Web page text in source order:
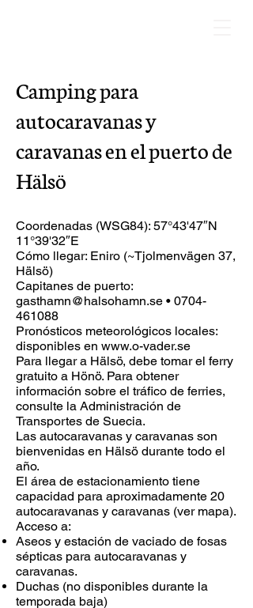
Camping para
autocaravanas y
caravanas en el puerto de
Hälsö
Coordenadas (WSG84): 57°43'47″N
11°39'32″E
Cómo llegar: Eniro (~Tjolmenvägen 37,
Hälsö)
Capitanes de puerto:
gasthamn@halsohamn.se • 0704-
461088
Pronósticos meteorológicos locales:
disponibles en www.o-vader.se
Para llegar a Hälsö, debe tomar el ferry
gratuito a Hönö. Para obtener
información sobre el tráfico de ferries,
consulte la Administración de
Transportes de Suecia.
Las autocaravanas y caravanas son
bienvenidas en Hälsö durante todo el
año.
El área de estacionamiento tiene
capacidad para aproximadamente 20
autocaravanas y caravanas (ver mapa).
Acceso a:
Aseos y estación de vaciado de fosas
sépticas para autocaravanas y
caravanas.
Duchas (no disponibles durante la
temporada baja)